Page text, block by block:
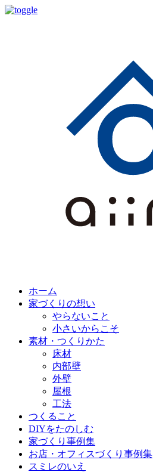
ホーム
家づくりの想い
やらないこと
小さいからこそ
素材・つくりかた
床材
内部壁
外壁
屋根
工法
つくること
DIYをたのしむ
家づくり事例集
お店・オフィスづくり事例集
スミレのいえ